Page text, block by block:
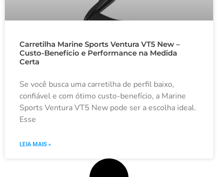
Carretilha Marine Sports Ventura VT5 New –
Custo-Benefício e Performance na Medida
Certa
Se você busca uma carretilha de perfil baixo,
confiável e com ótimo custo-benefício, a Marine
Sports Ventura VT5 New pode ser a escolha ideal.
Esse
LEIA MAIS »